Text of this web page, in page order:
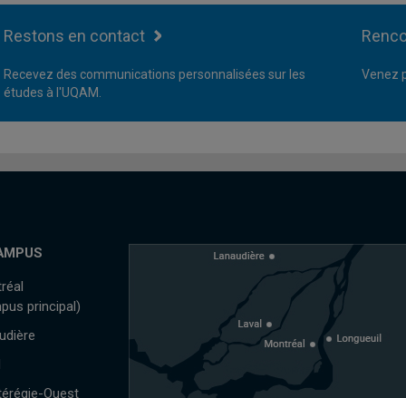
Restons en contact
Recevez des communications personnalisées sur les
études à l'UQAM.
Venez
principal)
Ouest